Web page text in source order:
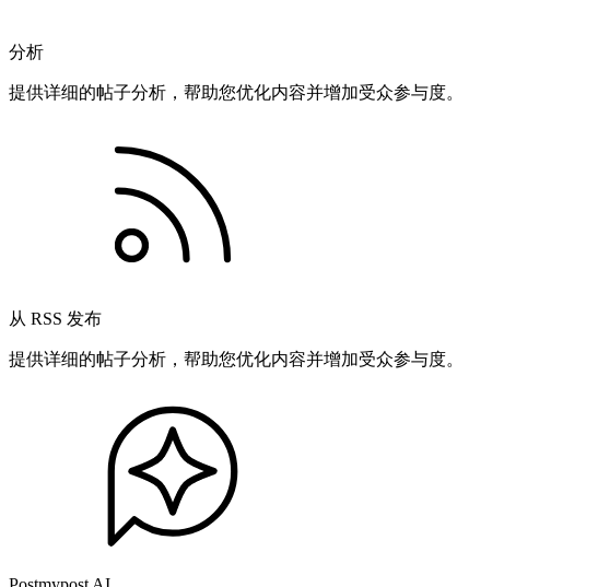
分析
提供详细的帖子分析，帮助您优化内容并增加受众参与度。
从 RSS 发布
提供详细的帖子分析，帮助您优化内容并增加受众参与度。